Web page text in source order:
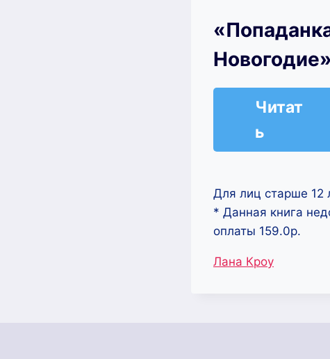
Читат
ь
Для лиц старше 12
* Данная книга
оплаты 159.0р.
Метки
Лана Кроу